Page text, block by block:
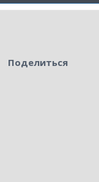
Поделиться